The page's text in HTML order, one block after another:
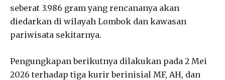
seberat 3.986 gram yang rencananya akan
diedarkan di wilayah Lombok dan kawasan
pariwisata sekitarnya.
Pengungkapan berikutnya dilakukan pada 2 Mei
2026 terhadap tiga kurir berinisial MF, AH, dan